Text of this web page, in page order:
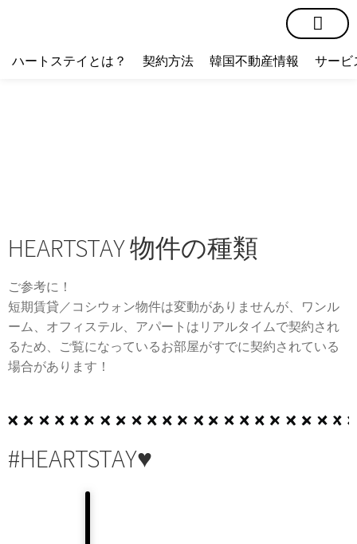
ハートステイとは？ 契約方法 韓国不動産情報 サービ
HEARTSTAY 物件の種類
ご参考に！
短期賃貸／コシウォン物件は変動がありませんが、ワンル
ーム、オフィステル、アパートはリアルタイムで契約され
るため、ご覧になっているお部屋がすでに契約されている
場合があります！
#HEARTSTAY♥